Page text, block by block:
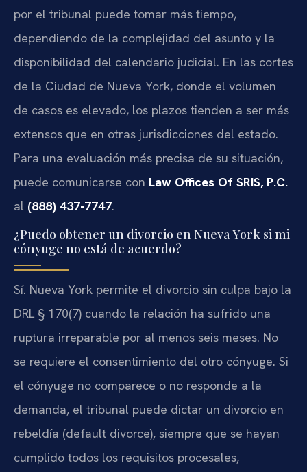
por el tribunal puede tomar más tiempo,
dependiendo de la complejidad del asunto y la
disponibilidad del calendario judicial. En las cortes
de la Ciudad de Nueva York, donde el volumen
de casos es elevado, los plazos tienden a ser más
extensos que en otras jurisdicciones del estado.
Para una evaluación más precisa de su situación,
puede comunicarse con Law Offices Of SRIS, P.C.
al (888) 437-7747.
¿Puedo obtener un divorcio en Nueva York si mi
cónyuge no está de acuerdo?
Sí. Nueva York permite el divorcio sin culpa bajo la
DRL § 170(7) cuando la relación ha sufrido una
ruptura irreparable por al menos seis meses. No
se requiere el consentimiento del otro cónyuge. Si
el cónyuge no comparece o no responde a la
demanda, el tribunal puede dictar un divorcio en
rebeldía (default divorce), siempre que se hayan
cumplido todos los requisitos procesales,